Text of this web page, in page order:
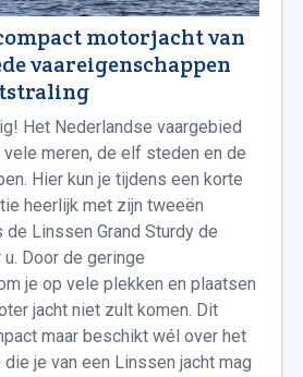
motorjacht van
vaareigenschappen
Het Nederlandse vaargebied
meren, de elf steden en de
Hier kun je tijdens een korte
heerlijk met zijn tweeën
de Linssen Grand Sturdy de
Door de geringe
je op vele plekken en plaatsen
jacht niet zult komen. Dit
maar beschikt wél over het
je van een Linssen jacht mag